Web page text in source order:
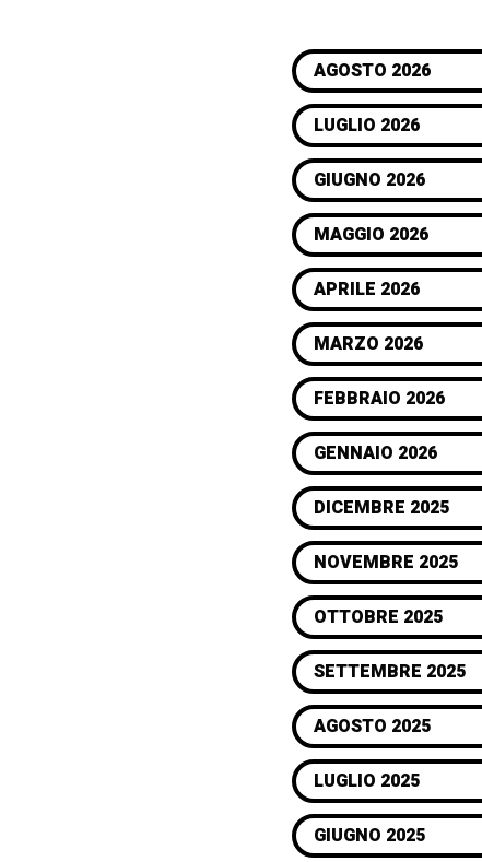
AGOSTO 2026
LUGLIO 2026
GIUGNO 2026
MAGGIO 2026
APRILE 2026
MARZO 2026
FEBBRAIO 2026
GENNAIO 2026
DICEMBRE 2025
NOVEMBRE 2025
OTTOBRE 2025
SETTEMBRE 2025
AGOSTO 2025
LUGLIO 2025
GIUGNO 2025